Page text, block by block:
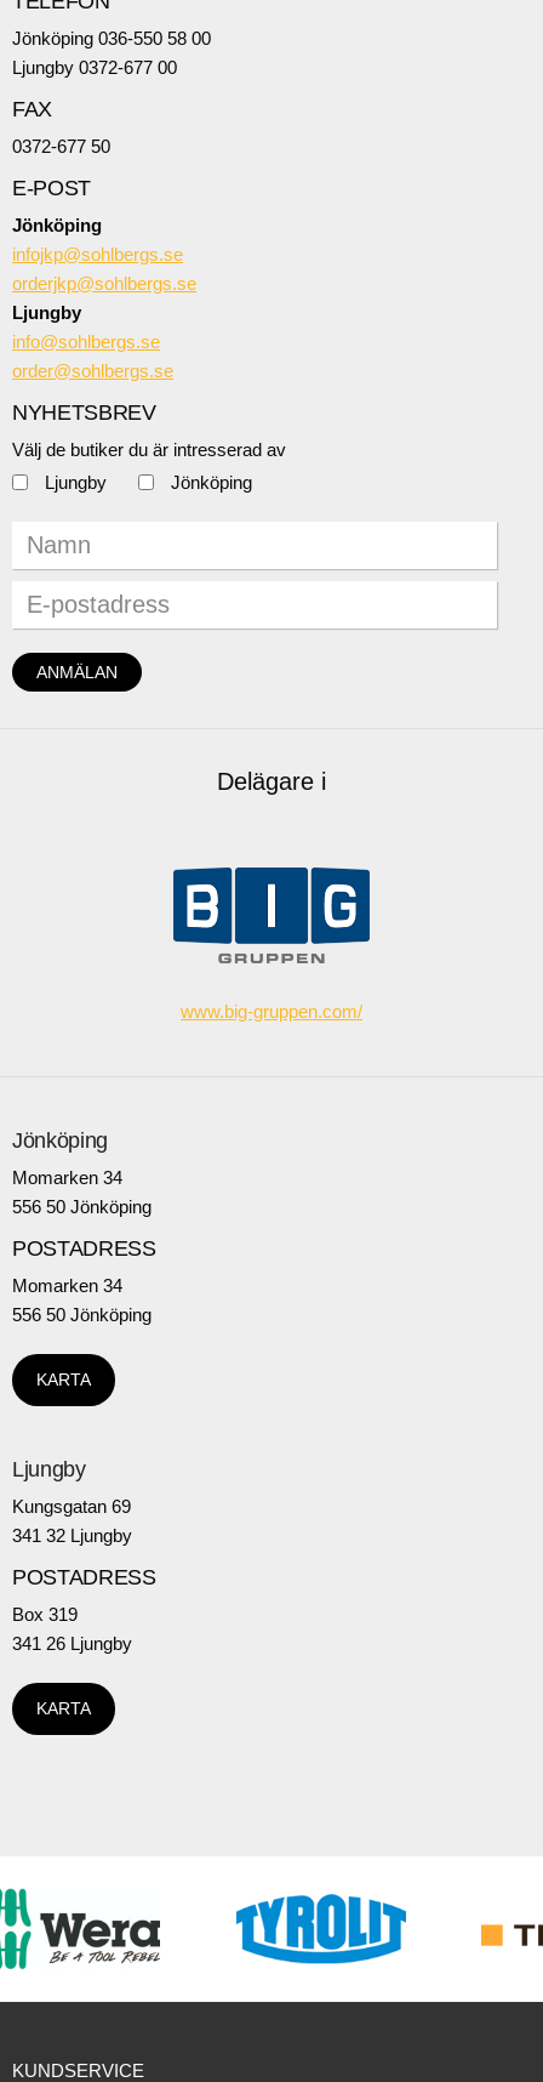
Jönköping 036-550 58 00
Ljungby 0372-677 00
FAX
0372-677 50
E-POST
Jönköping
infojkp@sohlbergs.se
orderjkp@sohlbergs.se
Ljungby
info@sohlbergs.se
order@sohlbergs.se
NYHETSBREV
Välj de butiker du är intresserad av
Ljungby
Jönköping
Delägare i
www.big-gruppen.com/
Jönköping
Momarken 34
556 50 Jönköping
POSTADRESS
Momarken 34
556 50 Jönköping
KARTA
Ljungby
Kungsgatan 69
341 32 Ljungby
POSTADRESS
Box 319
341 26 Ljungby
KARTA
KUNDSERVICE